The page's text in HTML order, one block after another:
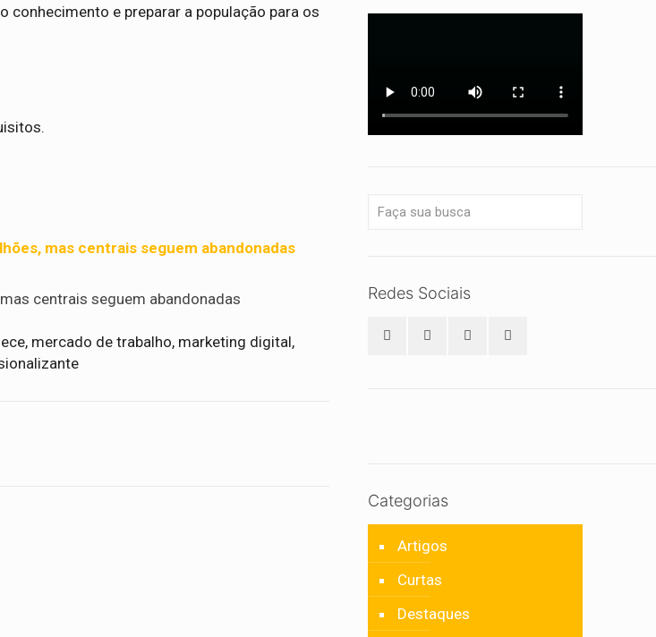
e preparar a população para os
mas centrais seguem abandonadas
centrais seguem abandonadas
mercado de trabalho, marketing digital,
Redes Sociais
Categorias
Artigos
Curtas
Destaques